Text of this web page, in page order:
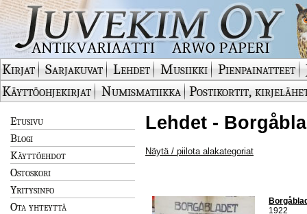
Kirjat Sarjakuvat Lehdet Musiikki Pienpainatteet
Käyttöohjekirjat
Numismatiikka Postikortit,
Etusivu
Blogi
Käyttöehdot
Ostoskori
Yritysinfo
Ota yhteyttä
Lehdet -
Näytä / piilota alakategoriat
1922